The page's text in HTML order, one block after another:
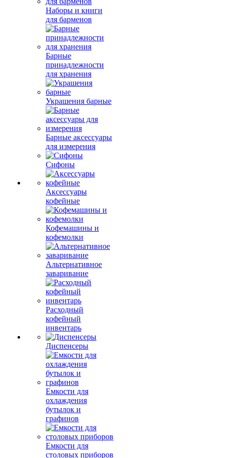
Наборы и книги
для барменов
Барные
принадлежности
для хранения
Украшения барные
Барные аксессуары
для измерения
Сифоны
Аксессуары
кофейные
Кофемашины и
кофемолки
Альтернативное
заваривание
Расходный
кофейный
инвентарь
Диспенсеры
Емкости для
охлаждения
бутылок и
графинов
Емкости для
столовых приборов